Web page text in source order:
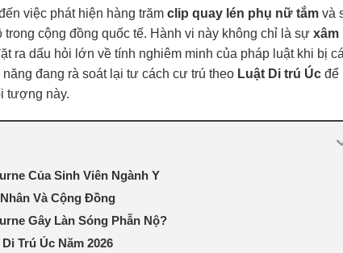
việc phát hiện hàng trăm clip quay lén phụ nữ tắm và
cộng đồng quốc tế. Hành vi này không chỉ là sự xâm
ra dấu hỏi lớn về tính nghiêm minh của pháp luật khi bị
đang rà soát lại tư cách cư trú theo Luật Di trú Úc để
tượng này.
Của Sinh Viên Ngành Y
Và Cộng Đồng
Gây Làn Sóng Phẫn Nộ?
Trú Úc Năm 2026